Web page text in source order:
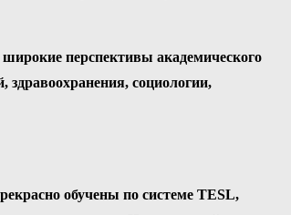
перспективы академического
здравоохранения, социологии,
обучены по системе TESL,